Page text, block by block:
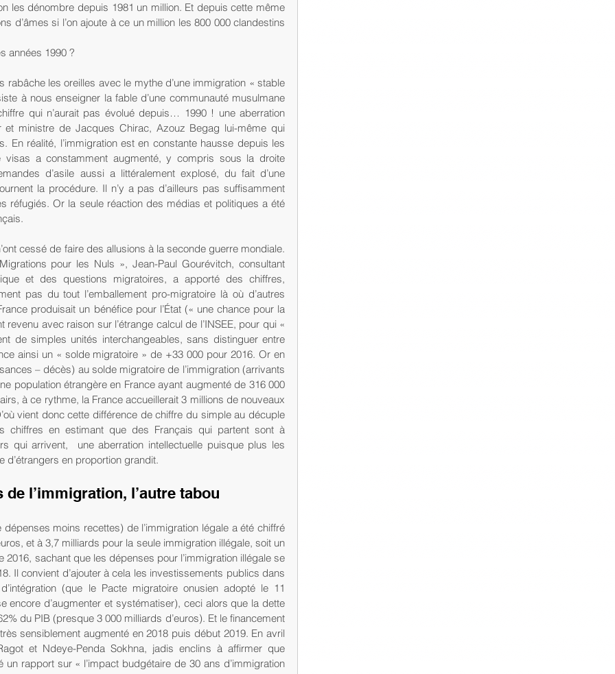
les dénombre depuis 1981 un million. Et depuis cette même
d’âmes si l’on ajoute à ce un million les 800 000 clandestins
années 1990 ?
à nous enseigner la fable d’une communauté musulmane
qui n’aurait pas évolué depuis… 1990 ! une aberration
et ministre de Jacques Chirac, Azouz Begag lui-même qui
En réalité, l’immigration est en constante hausse depuis les
a constamment augmenté, y compris sous la droite
d’asile aussi a littéralement explosé, du fait d’une
la procédure. Il n’y a pas d’ailleurs pas suffisamment
réfugiés. Or la seule réaction des médias et politiques a été
cessé de faire des allusions à la seconde guerre mondiale.
pour les Nuls », Jean-Paul Gourévitch, consultant
et des questions migratoires, a apporté des chiffres,
pas du tout l’emballement pro-migratoire là où d’autres
produisait un bénéfice pour l’État (« une chance pour la
avec raison sur l’étrange calcul de l’INSEE, pour qui «
de simples unités interchangeables, sans distinguer entre
ainsi un « solde migratoire » de +33 000 pour 2016. Or en
– décès) au solde migratoire de l’immigration (arrivants
population étrangère en France ayant augmenté de 316 000
à ce rythme, la France accueillerait 3 millions de nouveaux
vient donc cette différence de chiffre du simple au décuple
chiffres en estimant que des Français qui partent sont à
qui arrivent,  une aberration intellectuelle puisque plus les
d’étrangers en proportion grandit.
l’immigration, l’autre tabou
moins recettes) de l’immigration légale a été chiffré
et à 3,7 milliards pour la seule immigration illégale, soit un
2016, sachant que les dépenses pour l’immigration illégale se
Il convient d’ajouter à cela les investissements publics dans
(que le Pacte migratoire onusien adopté le 11
encore d’augmenter et systématiser), ceci alors que la dette
du PIB (presque 3 000 milliards d’euros). Et le financement
sensiblement augmenté en 2018 puis début 2019. En avril
et Ndeye-Penda Sokhna, jadis enclins à affirmer que
un rapport sur « l’impact budgétaire de 30 ans d’immigration